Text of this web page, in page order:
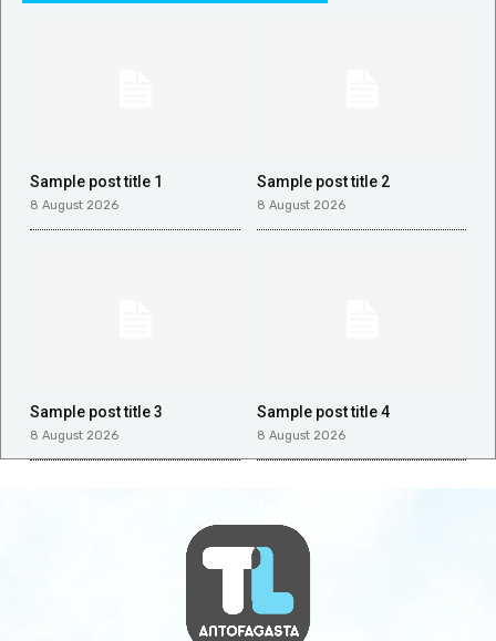
Sample post title 1
8 August 2026
Sample post title 2
8 August 2026
Sample post title 3
8 August 2026
Sample post title 4
8 August 2026